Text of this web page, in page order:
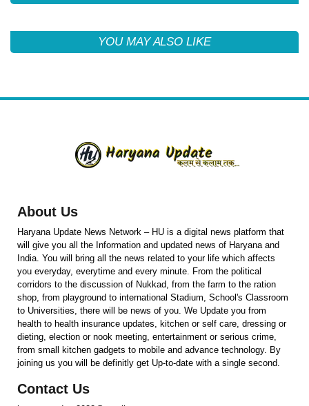
YOU MAY ALSO LIKE
About Us
Haryana Update News Network – HU is a digital news platform that
will give you all the Information and updated news of Haryana and
India. You will bring all the news related to your life which affects
you everyday, everytime and every minute. From the political
corridors to the discussion of Nukkad, from the farm to the ration
shop, from playground to international Stadium, School's Classroom
to Universities, there will be news of you. We Update you from
health to health insurance updates, kitchen or self care, dressing or
dieting, election or nook meeting, entertainment or serious crime,
from small kitchen gadgets to mobile and advance technology. By
joining us you will be definitly get Up-to-date with a single second.
Contact Us